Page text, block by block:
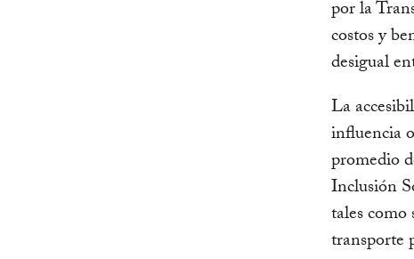
por la
costos y
desigual
La
influencia
promedio
Inclusión
tales como
transporte